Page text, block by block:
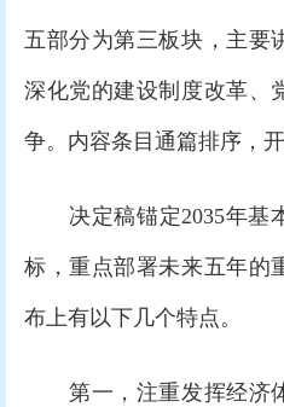
五部分为第三板块，主要
深化党的建设制度改革、
争。内容条目通篇排序，开
决定稿锚定2035年基
标，重点部署未来五年的
布上有以下几个特点。
第一，注重发挥经济